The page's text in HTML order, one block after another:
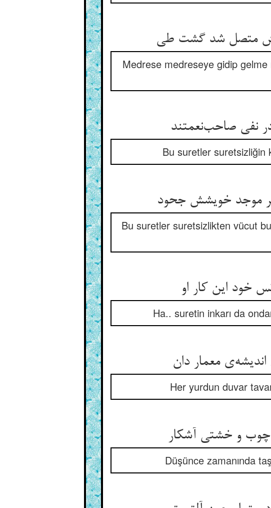
Medrese medreseye gidip
Bu suretler suretsizliğin
Bu suretler suretsizlikten vücut
Ha.. suretin inkarı da
Her yurdun duvar
Düşünce zamanında